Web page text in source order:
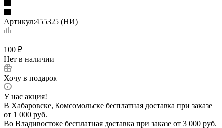
Артикул:455325 (НИ)
100 ₽
Нет в наличии
Хочу в подарок
У нас акция!
В Хабаровске, Комсомольске бесплатная доставка при заказе
от 1 000 руб.
Во Владивостоке бесплатная доставка при заказе от 3 000 руб.